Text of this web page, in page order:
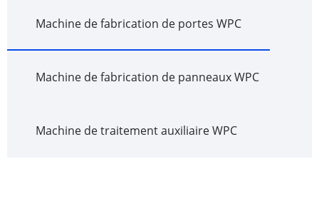
Machine de fabrication de portes WPC
Machine de fabrication de panneaux WPC
Machine de traitement auxiliaire WPC